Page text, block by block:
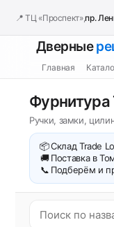
📍 ТЦ «Проспект»,пр.
Дверные
Главная
Фурнитура
Ручки, замки,
📦Склад Trade
🚚 Поставка в
📞 Подберём и